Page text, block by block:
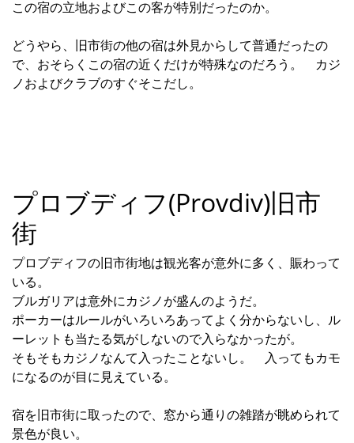
この宿の立地およびこの客が特別だったのか。
どうやら、旧市街の他の宿は外見からして普通だったの
で、おそらくこの宿の近くだけが特殊なのだろう。 カジ
ノおよびクラブのすぐそこだし。
プロブディフ(Provdiv)旧市
街
プロブディフの旧市街地は観光客が意外に多く、賑わって
いる。
ブルガリアは意外にカジノが盛んのようだ。
ポーカーはルールがいろいろあってよく分からないし、ル
ーレットも当たる気がしないので入らなかったが。
そもそもカジノなんて入ったことないし。 入ってもカモ
になるのが目に見えている。
宿を旧市街に取ったので、窓から通りの雑踏が眺められて
景色が良い。